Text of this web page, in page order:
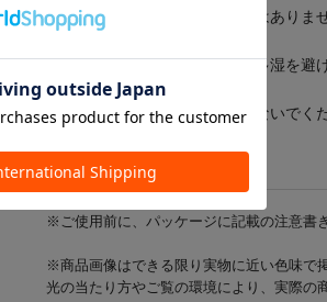
●はっ水加工は永久的なものではありま
●直射日光の当たる場所や高温多湿を避
い。
●火気の近くに置いたり保管しないでく
※ご使用前に、パッケージに記載の注意書
※商品画像はできる限り実物に近い色味で
光の当たり方やご覧の環境により、実際の